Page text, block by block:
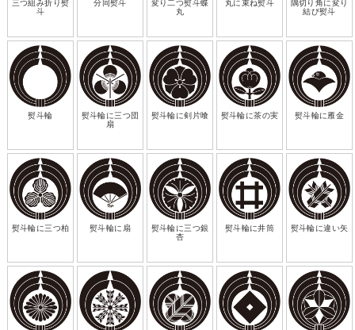
三つ組み折り熨
斗
分同熨斗
変り二つ熨斗蝶
丸
丸に束ね熨斗
隅切り角に変り
結び熨斗
熨斗輪
熨斗輪に三つ団
扇
熨斗輪に剣片喰 熨斗輪に茶の実 熨斗輪に雁金
熨斗輪に三つ柏 熨斗輪に扇
熨斗輪に三つ銀
杏
熨斗輪に井筒 熨斗輪に違い矢